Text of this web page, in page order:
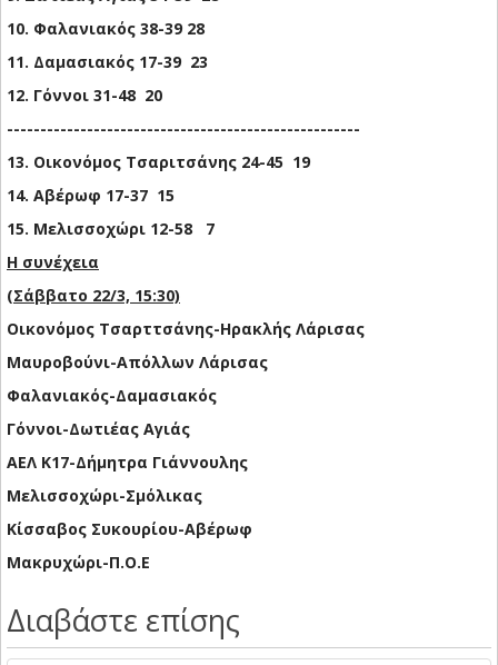
10. Φαλανιακός 38-39 28
11. Δαμασιακός 17-39 23
12. Γόννοι 31-48 20
-----------------------------------------------------
13. Οικονόμος Τσαριτσάνης 24-45 19
14. Αβέρωφ 17-37 15
15. Μελισσοχώρι 12-58 7
Η συνέχεια
(Σάββατο 22/3, 15:30)
Οικονόμος Τσαρττσάνης-Ηρακλής Λάρισας
Μαυροβούνι-Απόλλων Λάρισας
Φαλανιακός-Δαμασιακός
Γόννοι-Δωτιέας Αγιάς
ΑΕΛ Κ17-Δήμητρα Γιάννουλης
Μελισσοχώρι-Σμόλικας
Κίσσαβος Συκουρίου-Αβέρωφ
Μακρυχώρι-Π.Ο.Ε
Διαβάστε επίσης